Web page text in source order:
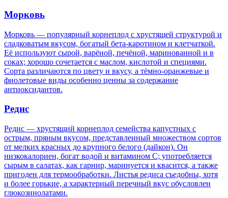
Морковь
Морковь — популярный корнеплод с хрустящей структурой и
сладковатым вкусом, богатый бета-каротином и клетчаткой.
Её используют сырой, варёной, печёной, маринованной и в
соках; хорошо сочетается с маслом, кислотой и специями.
Сорта различаются по цвету и вкусу, а тёмно-оранжевые и
фиолетовые виды особенно ценны за содержание
антиоксидантов.
Редис
Редис — хрустящий корнеплод семейства капустных с
острым, пряным вкусом, представленный множеством сортов
от мелких красных до крупного белого (дайкон). Он
низкокалориен, богат водой и витамином C; употребляется
сырым в салатах, как гарнир, маринуется и квасится, а также
пригоден для термообработки. Листья редиса съедобны, хотя
и более горькие, а характерный перечный вкус обусловлен
глюкозинолатами.